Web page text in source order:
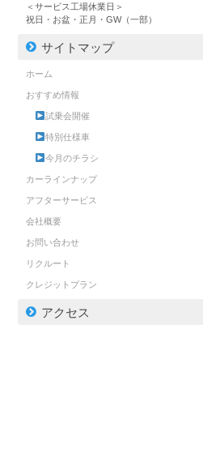
＜サービス工場休業日＞
祝日・お盆・正月・GW（一部）
サイトマップ
ホーム
おすすめ情報
試乗会開催
特別仕様車
今月のチラシ
カーラインナップ
アフターサービス
会社概要
お問い合わせ
リクルート
クレジットプラン
アクセス